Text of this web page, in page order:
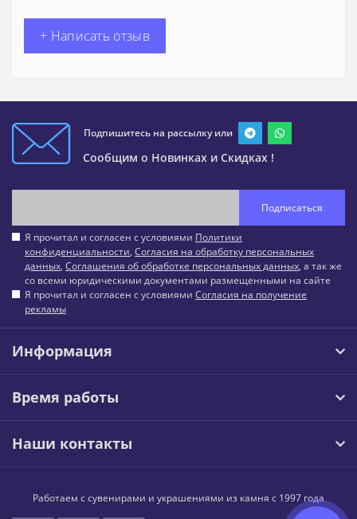
+ Написать отзыв
Подпишитесь на рассылку или
Сообщим о Новинках и Скидках !
Подписаться
Я прочитал и согласен с условиями Политики
конфиденциальности, Согласия на обработку персональных
данных, Соглашения об обработке персональных данных, а так же
со всеми юридическими документами размещенными на сайте
Я прочитал и согласен с условиями Согласия на получение
рекламы
Информация
Время работы
Наши контакты
Работаем с сувенирами и украшениями из камня с 1997 года